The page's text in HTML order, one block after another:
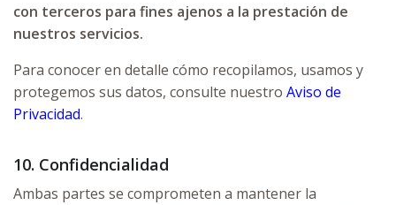
con terceros para fines ajenos a la prestación de
nuestros servicios.
Para conocer en detalle cómo recopilamos, usamos y
protegemos sus datos, consulte nuestro Aviso de
Privacidad.
10. Confidencialidad
Ambas partes se comprometen a mantener la